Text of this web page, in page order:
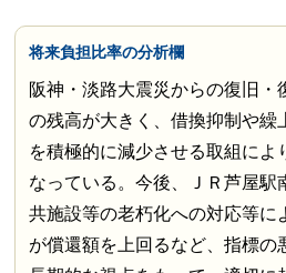
将来負担比率の分析欄
阪神・淡路大震災からの復旧・
の残高が大きく、借換抑制や繰
を積極的に減少させる取組によ
なっている。今後、ＪＲ芦屋駅
共施設等の老朽化への対応等に
が償還額を上回るなど、指標の